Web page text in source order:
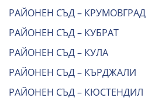
РАЙОНЕН СЪД – КРУМОВГРАД
РАЙОНЕН СЪД – КУБРАТ
РАЙОНЕН СЪД – КУЛА
РАЙОНЕН СЪД – КЪРДЖАЛИ
РАЙОНЕН СЪД – КЮСТЕНДИЛ